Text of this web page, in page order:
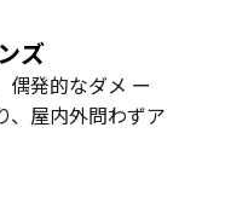
ズ
発的なダメ ー
、屋内外問わずア